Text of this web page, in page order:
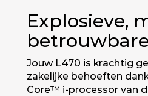
Explosieve,
Jouw L470 is krachtig
zakelijke behoeften
Core™ i-processor van